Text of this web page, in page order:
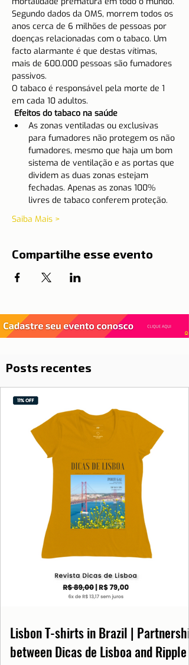
Segundo dados da OMS, morrem todos os
anos cerca de 6 milhões de pessoas por
doenças relacionadas com o tabaco. Um
facto alarmante é que destas vítimas,
mais de 600.000 pessoas são fumadores
passivos.
O tabaco é responsável pela morte de 1
em cada 10 adultos.
Efeitos do tabaco na saúde
As zonas ventiladas ou exclusivas
para fumadores não protegem os não
fumadores, mesmo que haja um bom
sistema de ventilação e as portas que
dividem as duas zonas estejam
fechadas. Apenas as zonas 100%
livres de tabaco conferem proteção.
Saiba Mais >
Compartilhe esse evento
Posts recentes
Lisbon T-shirts in Brazil | Partnership
between Dicas de Lisboa and Ripple